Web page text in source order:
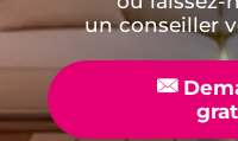
un conseiller
📧